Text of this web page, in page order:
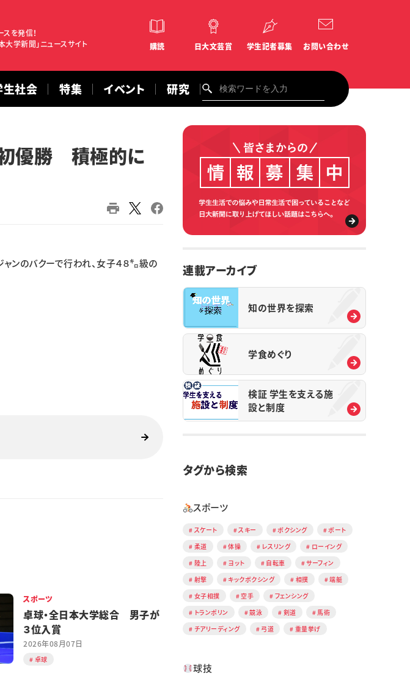
を発信！
学新聞」ニュースサイト
購読 日大文芸賞 学生記者募集 お問い合わせ
生社会 特集 イベント 研究
優勝 積極的に
ンのバクーで行われ、女子４８㌔級の
スポーツ
卓球・全日本大学総合 男子が
３位入賞
2026年08月07日
卓球
連載アーカイブ
知の世界を探索
学食めぐり
検証 学生を支える施
設と制度
タグから検索
スポーツ
スケート スキー ボクシング
ボート
柔道
体操 レスリング
ローイング
陸上
ヨット 自転車
サーフィン
射撃
キックボクシング 相撲
端艇
女子相撲
空手
フェンシング
トランポリン
競泳 剣道
馬術
チアリーディング
弓道 重量挙げ
球技